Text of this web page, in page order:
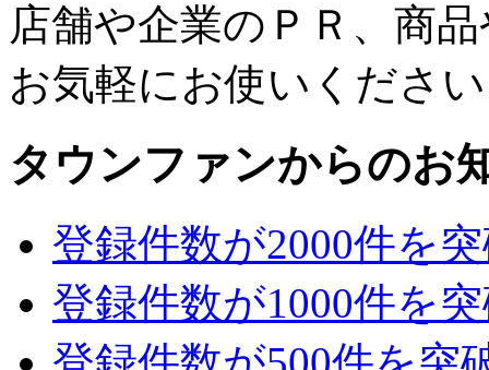
店舗や企業のＰＲ、商
お気軽にお使いくださ
タウンファンからのお
登録件数が2000件を
登録件数が1000件を